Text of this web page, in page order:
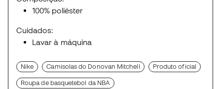
100% poliéster
Cuidados:
Lavar à máquina
Nike Camisolas do Donovan Mitchell Produto oficial
Roupa de basquetebol da NBA